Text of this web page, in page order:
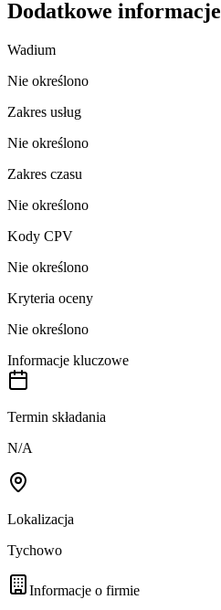
Dodatkowe informacje
Wadium
Nie określono
Zakres usług
Nie określono
Zakres czasu
Nie określono
Kody CPV
Nie określono
Kryteria oceny
Nie określono
Informacje kluczowe
Termin składania
N/A
Lokalizacja
Tychowo
Informacje o firmie